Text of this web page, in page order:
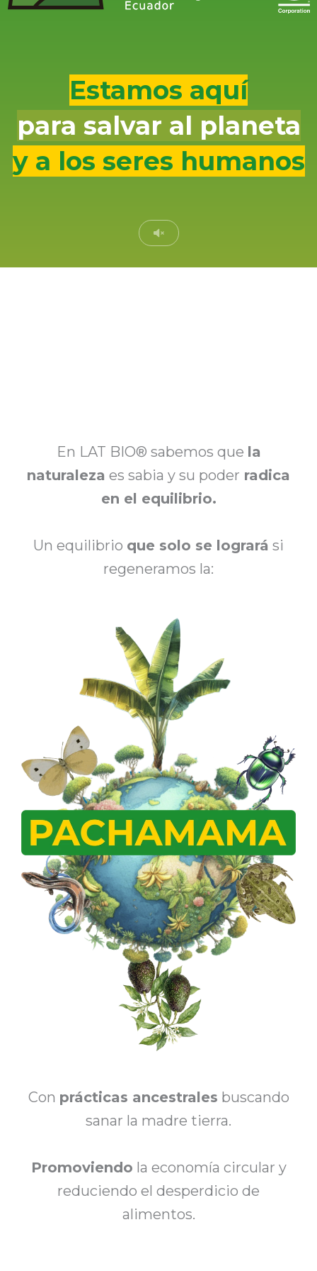
Estamos aquí
para salvar al planeta
y a los seres humanos
En LAT BIO® sabemos que la
naturaleza es sabia y su poder radica
en el equilibrio.
Un equilibrio que solo se logrará si
regeneramos la:
Con prácticas ancestrales buscando
sanar la madre tierra.
Promoviendo la economía circular y
reduciendo el desperdicio de
alimentos.